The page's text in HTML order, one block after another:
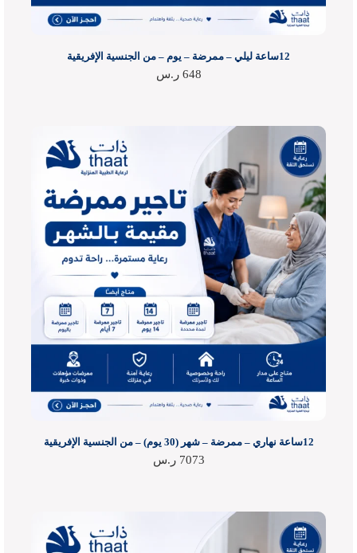
12ساعة ليلي – ممرضة – يوم – من الجنسية الإفريقية
648 ر.س
12ساعة نهاري – ممرضة – شهر (30 يوم) – من الجنسية الإفريقية
7073 ر.س